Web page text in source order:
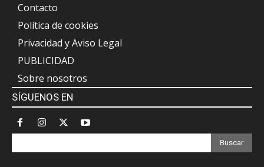
Contacto
Política de cookies
Privacidad y Aviso Legal
PUBLICIDAD
Sobre nosotros
SÍGUENOS EN
Buscar